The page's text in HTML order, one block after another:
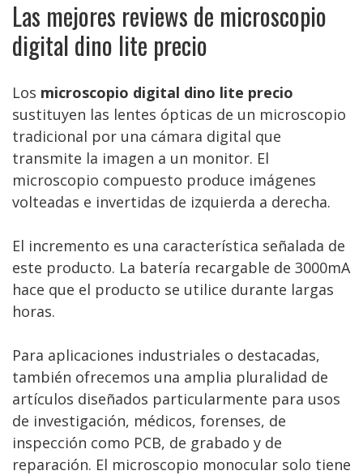
Las mejores reviews de microscopio
digital dino lite precio
Los microscopio digital dino lite precio
sustituyen las lentes ópticas de un microscopio
tradicional por una cámara digital que
transmite la imagen a un monitor. El
microscopio compuesto produce imágenes
volteadas e invertidas de izquierda a derecha.
El incremento es una característica señalada de
este producto. La batería recargable de 3000mA
hace que el producto se utilice durante largas
horas.
Para aplicaciones industriales o destacadas,
también ofrecemos una amplia pluralidad de
artículos diseñados particularmente para usos
de investigación, médicos, forenses, de
inspección como PCB, de grabado y de
reparación. El microscopio monocular solo tiene